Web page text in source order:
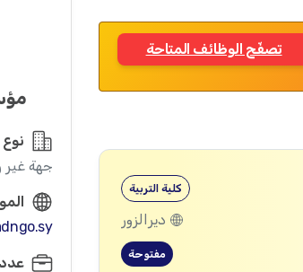
تصفّح الوظائف المتاحة
كلية التربية
ديرالزور
مفتوحة
جهة غير